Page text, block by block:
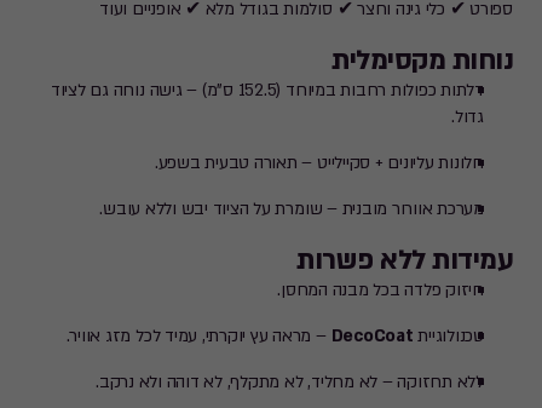
ספורט ✔ כלי גינה וחצר ✔ סולמות בגודל מלא ✔ אופניים ועוד
נוחות מקסימלית
דלתות כפולות רחבות במיוחד (152.5 ס"מ) – גישה נוחה גם לציוד
גדול.
חלונות עליונים + סקיילייט – תאורה טבעית בשפע.
מערכת אוורור מובנית – שומרת על הציוד יבש וללא עובש.
עמידות ללא פשרות
חיזוק פלדה בכל מבנה המחסן.
טכנולוגיית DecoCoat – מראה עץ יוקרתי, עמיד לכל מזג אוויר.
ללא תחזוקה – לא מחליד, לא מתקלף, לא דוהה ולא נרקב.